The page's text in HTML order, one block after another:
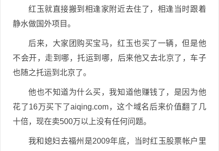
红玉就直接搬到相逢家附近去住了，相逢当时跟着
静水做国外项目。
后来，大家团购买宝马，红玉也买了一辆，但是他
不会开，走到哪，托运到哪，后来他又去北京了，车子
也随之托运到北京了。
他也不知道为什么买，我知道他赚钱了，是因为他
花了16万买下了aiqing.com，这个域名后来价值翻了几
十倍，现在卖500万以上没有任何问题。
我和媳妇去福州是2009年底，当时红玉股票帐户里